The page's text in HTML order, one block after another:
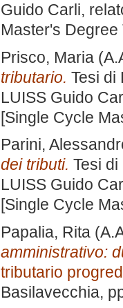
Guido Carli,
Master's Degree
Prisco, Maria
tributario. Tesi
LUISS Guido
[Single Cycle
Parini,
dei tributi. Tesi
LUISS Guido
[Single Cycle
Papalia, Rita
amministrativo:
tributario
Basilavecchia,